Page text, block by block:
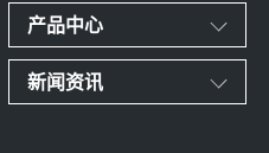
产品中心
新闻资讯